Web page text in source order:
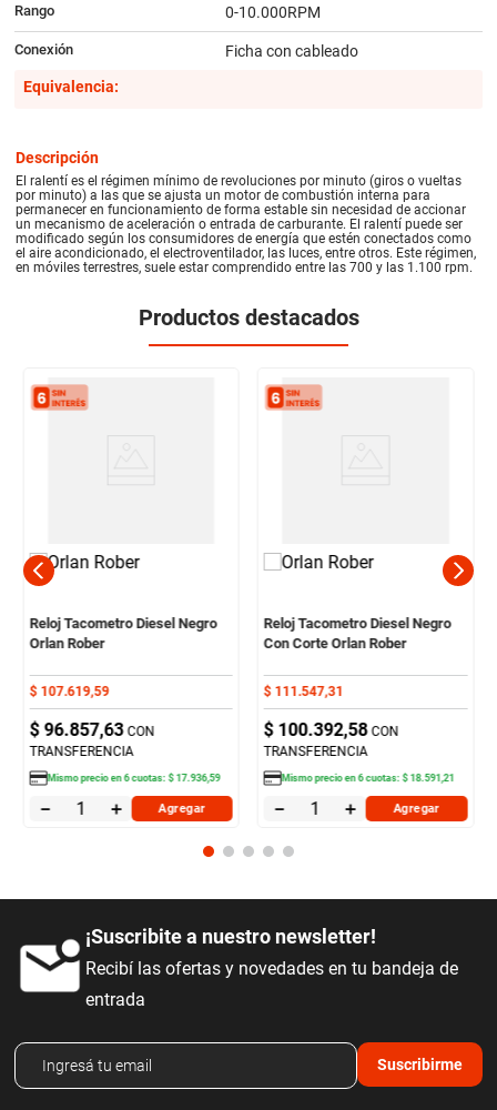
Rango 0-10.000RPM
Conexión
Ficha con cableado
Equivalencia:
Descripción
El ralentí es el régimen mínimo de revoluciones por minuto (giros o vueltas
por minuto) a las que se ajusta un motor de combustión interna para
permanecer en funcionamiento de forma estable sin necesidad de accionar
un mecanismo de aceleración o entrada de carburante. El ralentí puede ser
modificado según los consumidores de energía que estén conectados como
el aire acondicionado, el electroventilador, las luces, entre otros. Este régimen,
en móviles terrestres, suele estar comprendido entre las 700 y las 1.100 rpm.
Productos destacados
Reloj Tacometro Diesel Negro
Orlan Rober
$ 107.619,59
$ 96.857,63 CON
TRANSFERENCIA
Mismo precio en6cuotas:$ 17.936,59
＋
－ Agregar
Reloj Tacometro Diesel Negro
Con Corte Orlan Rober
$ 111 .547,31
$ 100.392,58 CON
TRANSFERENCIA
Mismo precio en6cuotas:$ 18.591 ,21
＋
－ Agregar
¡Suscribite a nuestro newsletter!
Recibí las ofertas y novedades en tu bandeja de
entrada
Suscribirme